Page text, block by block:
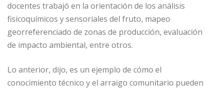
docentes trabajó en la orientación de los análisis
fisicoquímicos y sensoriales del fruto, mapeo
georreferenciado de zonas de producción, evaluación
de impacto ambiental, entre otros.
Lo anterior, dijo, es un ejemplo de cómo el
conocimiento técnico y el arraigo comunitario pueden